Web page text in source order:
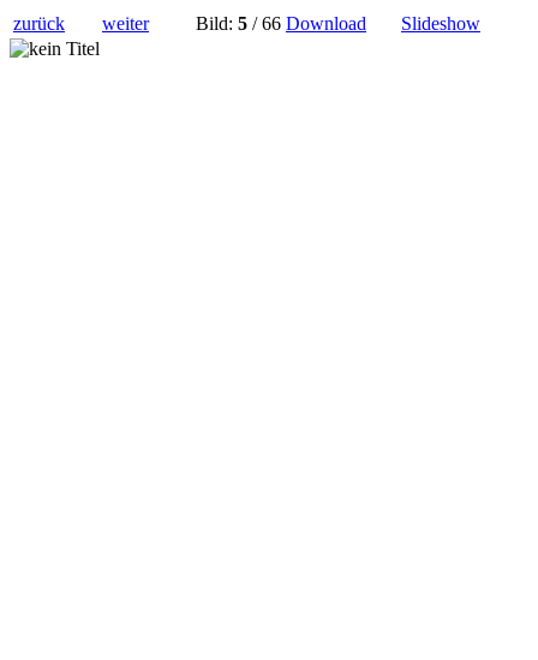
zurück weiter Bild: 5 / 66 Download Slideshow